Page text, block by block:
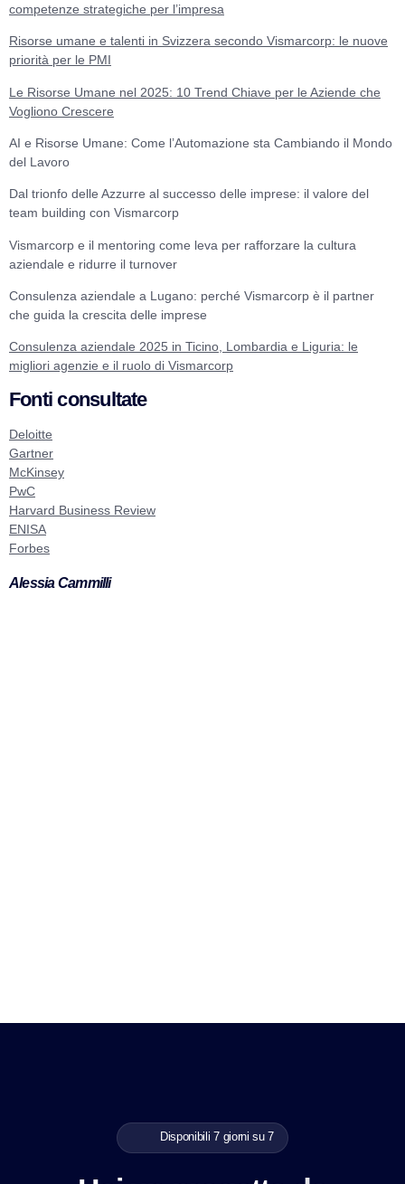
competenze strategiche per l’impresa
Risorse umane e talenti in Svizzera secondo Vismarcorp: le nuove
priorità per le PMI
Le Risorse Umane nel 2025: 10 Trend Chiave per le Aziende che
Vogliono Crescere
AI e Risorse Umane: Come l’Automazione sta Cambiando il Mondo
del Lavoro
Dal trionfo delle Azzurre al successo delle imprese: il valore del
team building con Vismarcorp
Vismarcorp e il mentoring come leva per rafforzare la cultura
aziendale e ridurre il turnover
Consulenza aziendale a Lugano: perché Vismarcorp è il partner
che guida la crescita delle imprese
Consulenza aziendale 2025 in Ticino, Lombardia e Liguria: le
migliori agenzie e il ruolo di Vismarcorp
Fonti consultate
Deloitte
Gartner
McKinsey
PwC
Harvard Business Review
ENISA
Forbes
Alessia Cammilli
Disponibili 7 giorni su 7